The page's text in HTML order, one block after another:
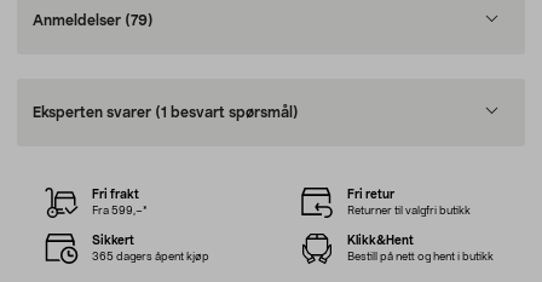
Anmeldelser (79)
Eksperten svarer (1 besvart spørsmål)
Fri frakt
Fra 599,–*
Fri retur
Returner til valgfri butikk
Sikkert
365 dagers åpent kjøp
Klikk&Hent
Bestill på nett og hent i butikk